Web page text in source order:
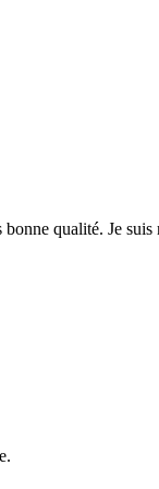
qualité. Je suis